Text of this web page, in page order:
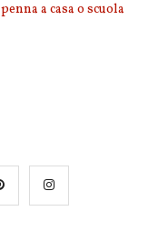
a casa o scuola